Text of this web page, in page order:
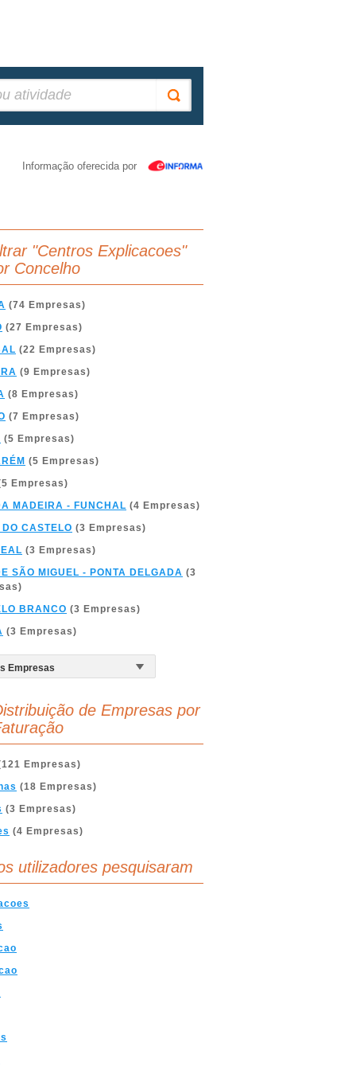
Informação oferecida por
"Centros Explicacoes"
Concelho
(74 Empresas)
(27 Empresas)
(22 Empresas)
(9 Empresas)
(8 Empresas)
(7 Empresas)
(5 Empresas)
(5 Empresas)
Empresas)
MADEIRA - FUNCHAL (4 Empresas)
CASTELO (3 Empresas)
(3 Empresas)
SÃO MIGUEL - PONTA DELGADA (3
BRANCO (3 Empresas)
(3 Empresas)
de Empresas por
Empresas)
(18 Empresas)
(3 Empresas)
(4 Empresas)
utilizadores pesquisaram